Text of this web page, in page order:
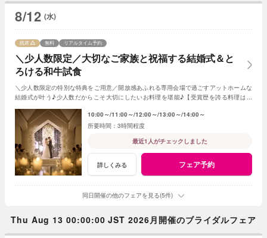
8/12 (水)
＼少人数限定／大切なご家族と祝福する結婚式＆と
ろける和牛試食
残席 無料 リアルタイム予約
＼少人数限定の特別な特典をご用意／開放感あふれる専用会場で過ごすアットホームな
結婚式が叶う♪少人数だからこそ大切にしたいお料理を堪能♪【受賞歴を誇る料理は必
10:00～ 11:00～ 12:00～ 13:00～ 14:00～
3時間程度
最近1人がチェックしました
詳しくみる フェア予約
同日開催の他のフェアを見る(5件)
Thu Aug 13 00:00:00 JST 2026月開催のブライダルフェア